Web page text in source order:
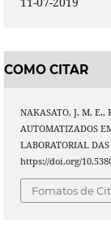
COMO CITAR
NAKASATO, J. M. E.,
AUTOMATIZADOS
LABORATORIAL
https://doi.org/
Fomatos de